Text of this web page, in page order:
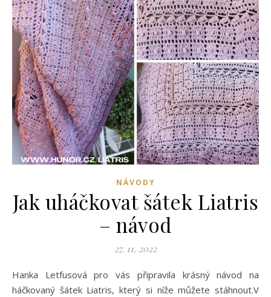
NÁVODY
Jak uháčkovat šátek Liatris
– návod
27. 11. 2022
Hanka Letfusová pro vás připravila krásný návod na
háčkovaný šátek Liatris, který si níže můžete stáhnout.V